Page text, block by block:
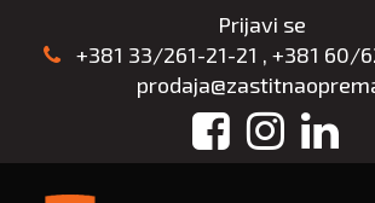
Prijavi se
+381 33/261-21-21 , +381 60/
FacebookInstagram